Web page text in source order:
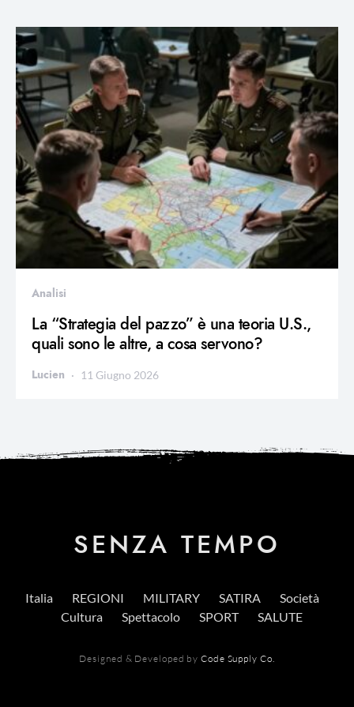
Analisi
La “Strategia del pazzo” è una teoria U.S.,
quali sono le altre, a cosa servono?
Lucien 11 Giugno 2026
SENZA TEMPO
Italia REGIONI MILITARY SATIRA
Società
Cultura
Spettacolo SPORT SALUTE
Designed & Developed byCode Supply Co.